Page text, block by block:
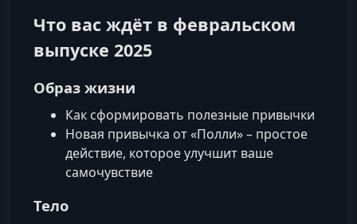
Что вас ждёт в февральском
выпуске 2025
Образ жизни
Как сформировать полезные привычки
Новая привычка от «Полли» – простое
действие, которое улучшит ваше
самочувствие
Тело